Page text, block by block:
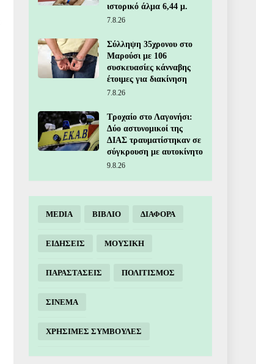
ιστορικό άλμα 6,44 μ.
7.8.26
Σύλληψη 35χρονου στο
Μαρούσι με 106
συσκευασίες κάνναβης
έτοιμες για διακίνηση
7.8.26
Τροχαίο στο Λαγονήσι:
Δύο αστυνομικοί της
ΔΙΑΣ τραυματίστηκαν σε
σύγκρουση με αυτοκίνητο
9.8.26
MEDIA ΒΙΒΛΙΟ ΔΙΑΦΟΡΑ
ΕΙΔΗΣΕΙΣ ΜΟΥΣΙΚΗ
ΠΑΡΑΣΤΑΣΕΙΣ ΠΟΛΙΤΙΣΜΟΣ
ΣΙΝΕΜΑ
ΧΡΗΣΙΜΕΣ ΣΥΜΒΟΥΛΕΣ